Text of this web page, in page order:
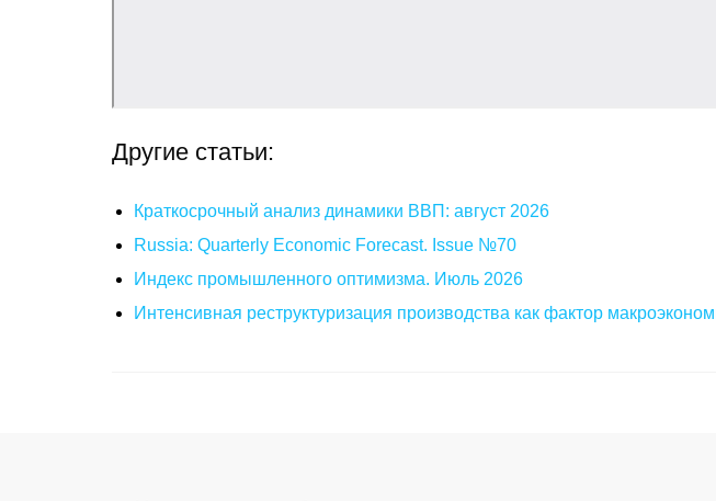
Другие статьи:
Краткосрочный анализ динамики ВВП: август 2026
Russia: Quarterly Economic Forecast. Issue №70
Индекс промышленного оптимизма. Июль 2026
Интенсивная реструктуризация производства как фактор